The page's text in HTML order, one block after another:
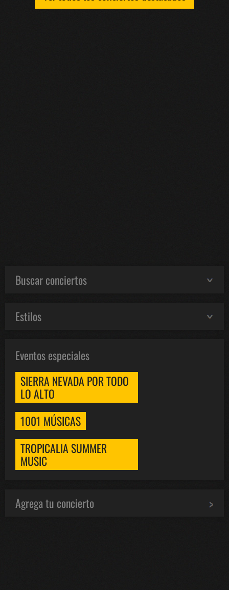
Buscar conciertos
Estilos
Eventos especiales
SIERRA NEVADA POR TODO
LO ALTO
1001 MÚSICAS
TROPICALIA SUMMER
MUSIC
Agrega tu concierto